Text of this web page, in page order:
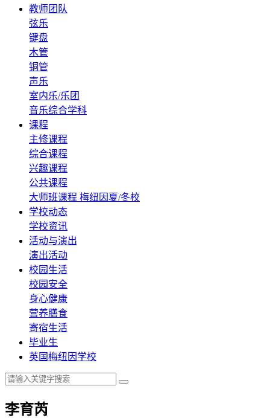
教师团队
弦乐
键盘
木管
铜管
声乐
室内乐/乐团
音乐综合学科
课程
主修课程
综合课程
兴趣课程
公共课程
大师班课程 梅纽因夏/冬校
学校动态
学校资讯
活动与演出
演出活动
校园生活
校园安全
身心健康
营养膳食
寄宿生活
毕业生
英国梅纽因学校
李育芮